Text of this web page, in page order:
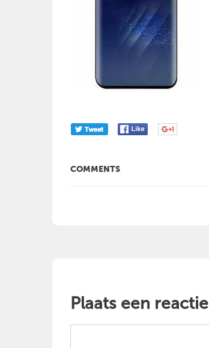
COMMENTS
Plaats een reactie